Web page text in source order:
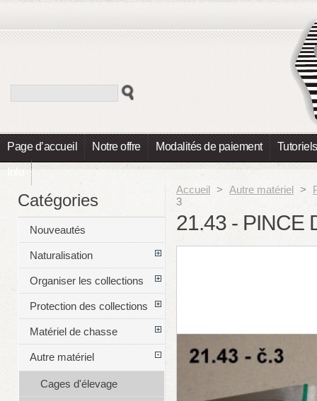
Page d’accueil Notre offre Modalités de paiement Tutoriels
Info
Accueil > Autre matériel >
3
21.43 - PINCE
Catégories
Nouveautés
Naturalisation
Organiser les collections
Protection des collections
Matériel de chasse
Autre matériel
Cages d'élevage